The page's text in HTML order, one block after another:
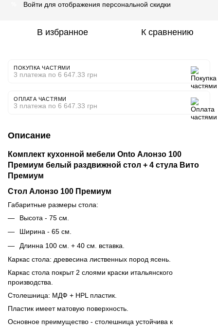
Войти для отображения персональной скидки
В избранное К сравнению
ПОКУПКА ЧАСТЯМИ
3 платежа по 6 647.33 грн
ОПЛАТА ЧАСТЯМИ
3 платежа по 6 647.33 грн
Описание
Комплект кухонной мебели Onto Алонзо 100
Премиум белый раздвижной стол + 4 стула Вито
Премиум
Стол Алонзо 100 Премиум
Габаритные размеры стола:
Высота - 75 см.
Ширина - 65 см.
Длинна 100 см. + 40 см. вставка.
Каркас стола: древесина лиственных пород ясень.
Каркас стола покрыт 2 слоями краски итальянского
производства.
Столешница: МДФ + HPL пластик.
Пластик имеет матовую поверхность.
Основное преимущество - столешница устойчива к